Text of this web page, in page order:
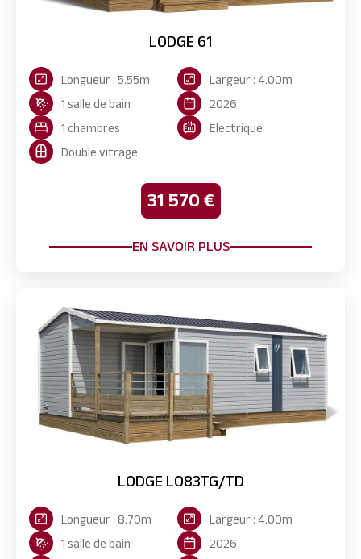
LODGE 61
Longueur : 5.55m
Largeur : 4.00m
1 salle de bain
2026
1 chambres
Electrique
Double vitrage
31 570 €
EN SAVOIR PLUS
LODGE LO83TG/TD
Longueur : 8.70m
Largeur : 4.00m
1 salle de bain
2026